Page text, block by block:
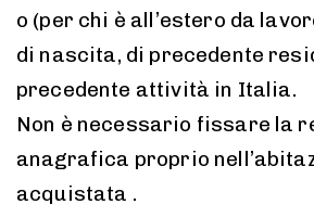
o (per chi è all’estero da
di nascita, di precedente
precedente attività in Italia.
Non è necessario fissare la
anagrafica proprio
acquistata .